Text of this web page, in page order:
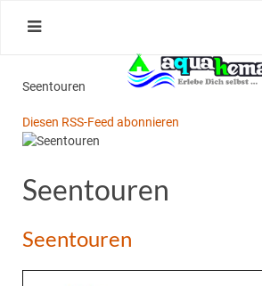
Seentouren
Diesen RSS-Feed abonnieren
Seentouren
Seentouren